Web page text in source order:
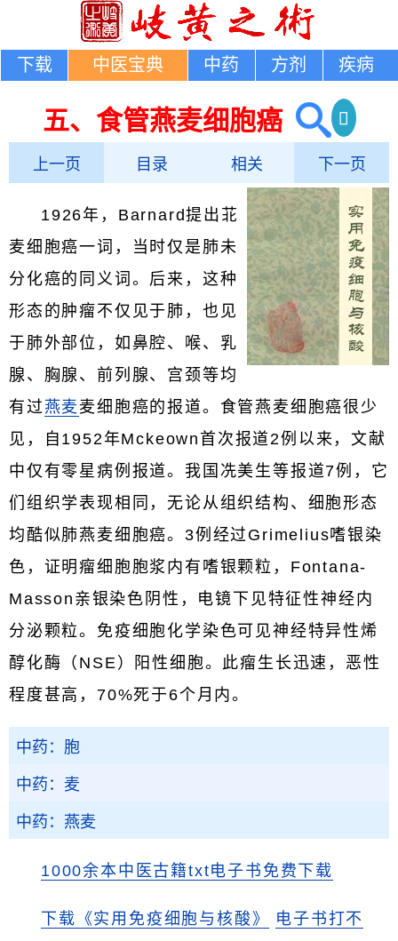
下载 中医宝典 中药 方剂 疾病
五、食管燕麦细胞癌
上一页 目录 相关 下一页
1926年，Barnard提出苝
麦细胞癌一词，当时仅是肺未
分化癌的同义词。后来，这种
形态的肿瘤不仅见于肺，也见
于肺外部位，如鼻腔、喉、乳
腺、胸腺、前列腺、宫颈等均
有过燕麦 麦细胞癌的报道。食管燕麦细胞癌很少
见，自1952年Mckeown首次报道2例以来，文献
中仅有零星病例报道。我国冼美生等报道7例，它
们组织学表现相同，无论从组织结构、细胞形态
均酷似肺燕麦细胞癌。3例经过Grimelius嗜银染
色，证明瘤细胞胞浆内有嗜银颗粒，Fontana-
Masson亲银染色阴性，电镜下见特征性神经内
分泌颗粒。免疫细胞化学染色可见神经特异性烯
醇化酶（NSE）阳性细胞。此瘤生长迅速，恶性
程度甚高，70%死于6个月内。
中药：胞
中药：麦
中药：燕麦
1000余本中医古籍txt电子书免费下载
下载《实用免疫细胞与核酸》
电子书打不